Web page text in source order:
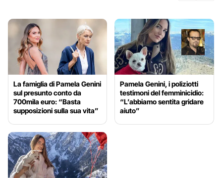
La famiglia di Pamela Genini
sul presunto conto da
700mila euro: “Basta
supposizioni sulla sua vita”
Pamela Genini, i poliziotti
testimoni del femminicidio:
“L’abbiamo sentita gridare
aiuto”